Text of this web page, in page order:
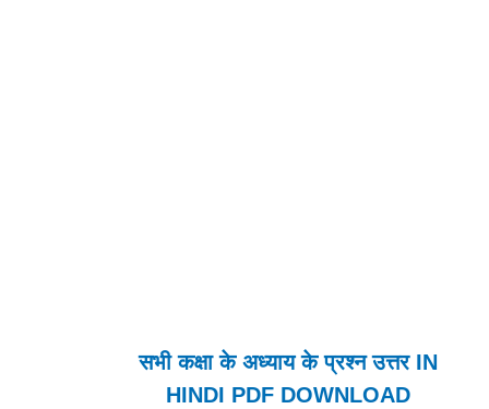
सभी कक्षा के अध्याय के प्रश्न उत्तर IN
HINDI PDF DOWNLOAD